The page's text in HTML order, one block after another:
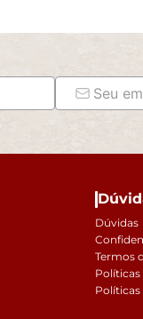
Dúvidas
Termos
Políticas